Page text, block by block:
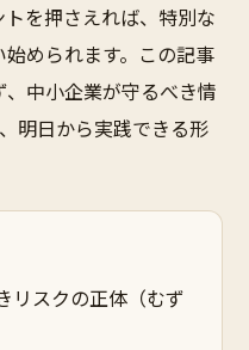
を押さえれば、特別な
められます。この記事
中小企業が守るべき情
明日から実践できる形
リスクの正体（むず